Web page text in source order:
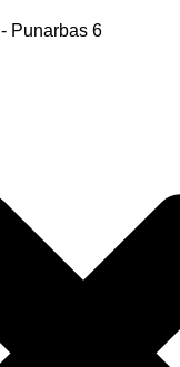
Punarbas 6